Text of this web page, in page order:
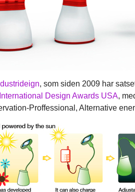
, som siden 2009 har
International Design Awards USA,
Proffessional, Alternative